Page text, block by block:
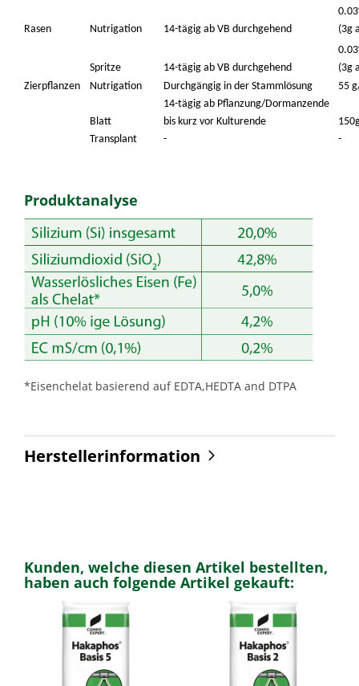
Rasen Nutrigation 14-tägig ab VB durchgehend
(3g
Spritze 14-tägig ab VB durchgehend
(3g
Zierpflanzen
Nutrigation Durchgängig in der Stammlösung 55
Blatt
14-tägig ab Pflanzung/Dormanzende
bis kurz vor Kulturende
Transplant
- -
Produktanalyse
*Eisenchelat basierend auf EDTA,HEDTA and DTPA
Herstellerinformation
Kunden, welche diesen Artikel bestellten,
haben auch folgende Artikel gekauft: